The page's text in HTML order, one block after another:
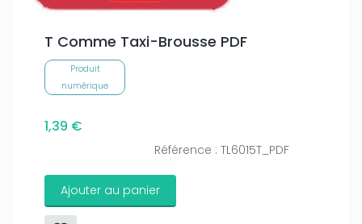
T Comme Taxi-Brousse PDF
Produit
numérique
1,39 €
Référence : TL6015T_PDF
Ajouter au panier